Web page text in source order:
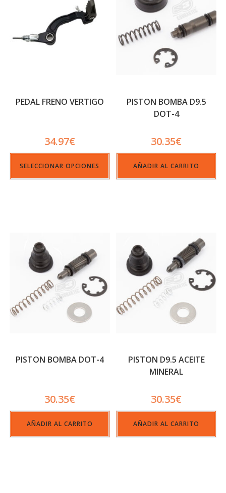
PEDAL FRENO VERTIGO
34.97€
SELECCIONAR OPCIONES
PISTON BOMBA D9.5
DOT-4
30.35€
AÑADIR AL CARRITO
PISTON BOMBA DOT-4
30.35€
AÑADIR AL CARRITO
PISTON D9.5 ACEITE
MINERAL
30.35€
AÑADIR AL CARRITO